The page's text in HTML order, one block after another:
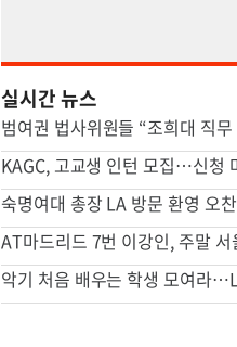
실시간 뉴스
숙명여대 총장 LA 방문 환영 오찬